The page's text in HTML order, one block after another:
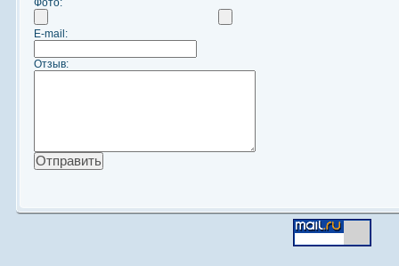
Фото:
E-mail:
Отзыв: